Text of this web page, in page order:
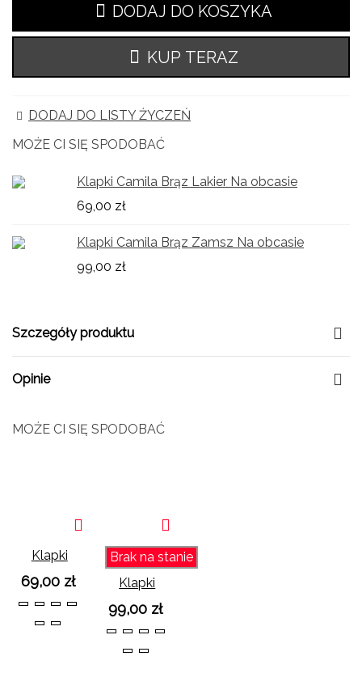
DODAJ DO KOSZYKA
KUP TERAZ
DODAJ DO LISTY ŻYCZEŃ
MOŻE CI SIĘ SPODOBAĆ
Klapki Camila Brąz Lakier Na obcasie
69,00 zł
Klapki Camila Brąz Zamsz Na obcasie
99,00 zł
Szczegóły produktu
Opinie
MOŻE CI SIĘ SPODOBAĆ
Klapki
Camila
Brąz
69,00 zł
36373839
4041
Brak na stanie
Klapki
Camila
Brąz
99,00 zł
36373839
4041